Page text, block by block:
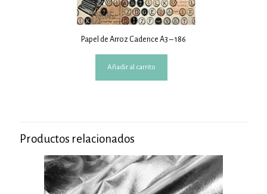
Papel de Arroz Cadence A3 – 186
Añadir al carrito
Productos relacionados